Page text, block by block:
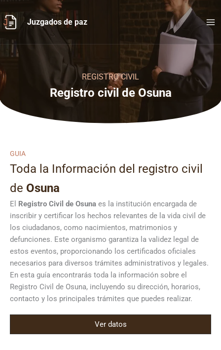
al
contenido
Juzgados de paz
REGISTRO CIVIL
Registro civil de Osuna
GUIA
Toda la Información del registro civil
de Osuna
El Registro Civil de Osuna es la institución encargada de
inscribir y certificar los hechos relevantes de la vida civil de
los ciudadanos, como nacimientos, matrimonios y
defunciones. Este organismo garantiza la validez legal de
estos eventos, proporcionando los certificados oficiales
necesarios para diversos trámites administrativos y legales.
En esta guía encontrarás toda la información sobre el
Registro Civil de Osuna, incluyendo su dirección, horarios,
contacto y los principales trámites que puedes realizar.
Ver datos